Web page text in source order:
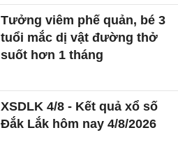
Tưởng viêm phế quản, bé 3
tuổi mắc dị vật đường thở
suốt hơn 1 tháng
XSDLK 4/8 - Kết quả xổ số
Đắk Lắk hôm nay 4/8/2026